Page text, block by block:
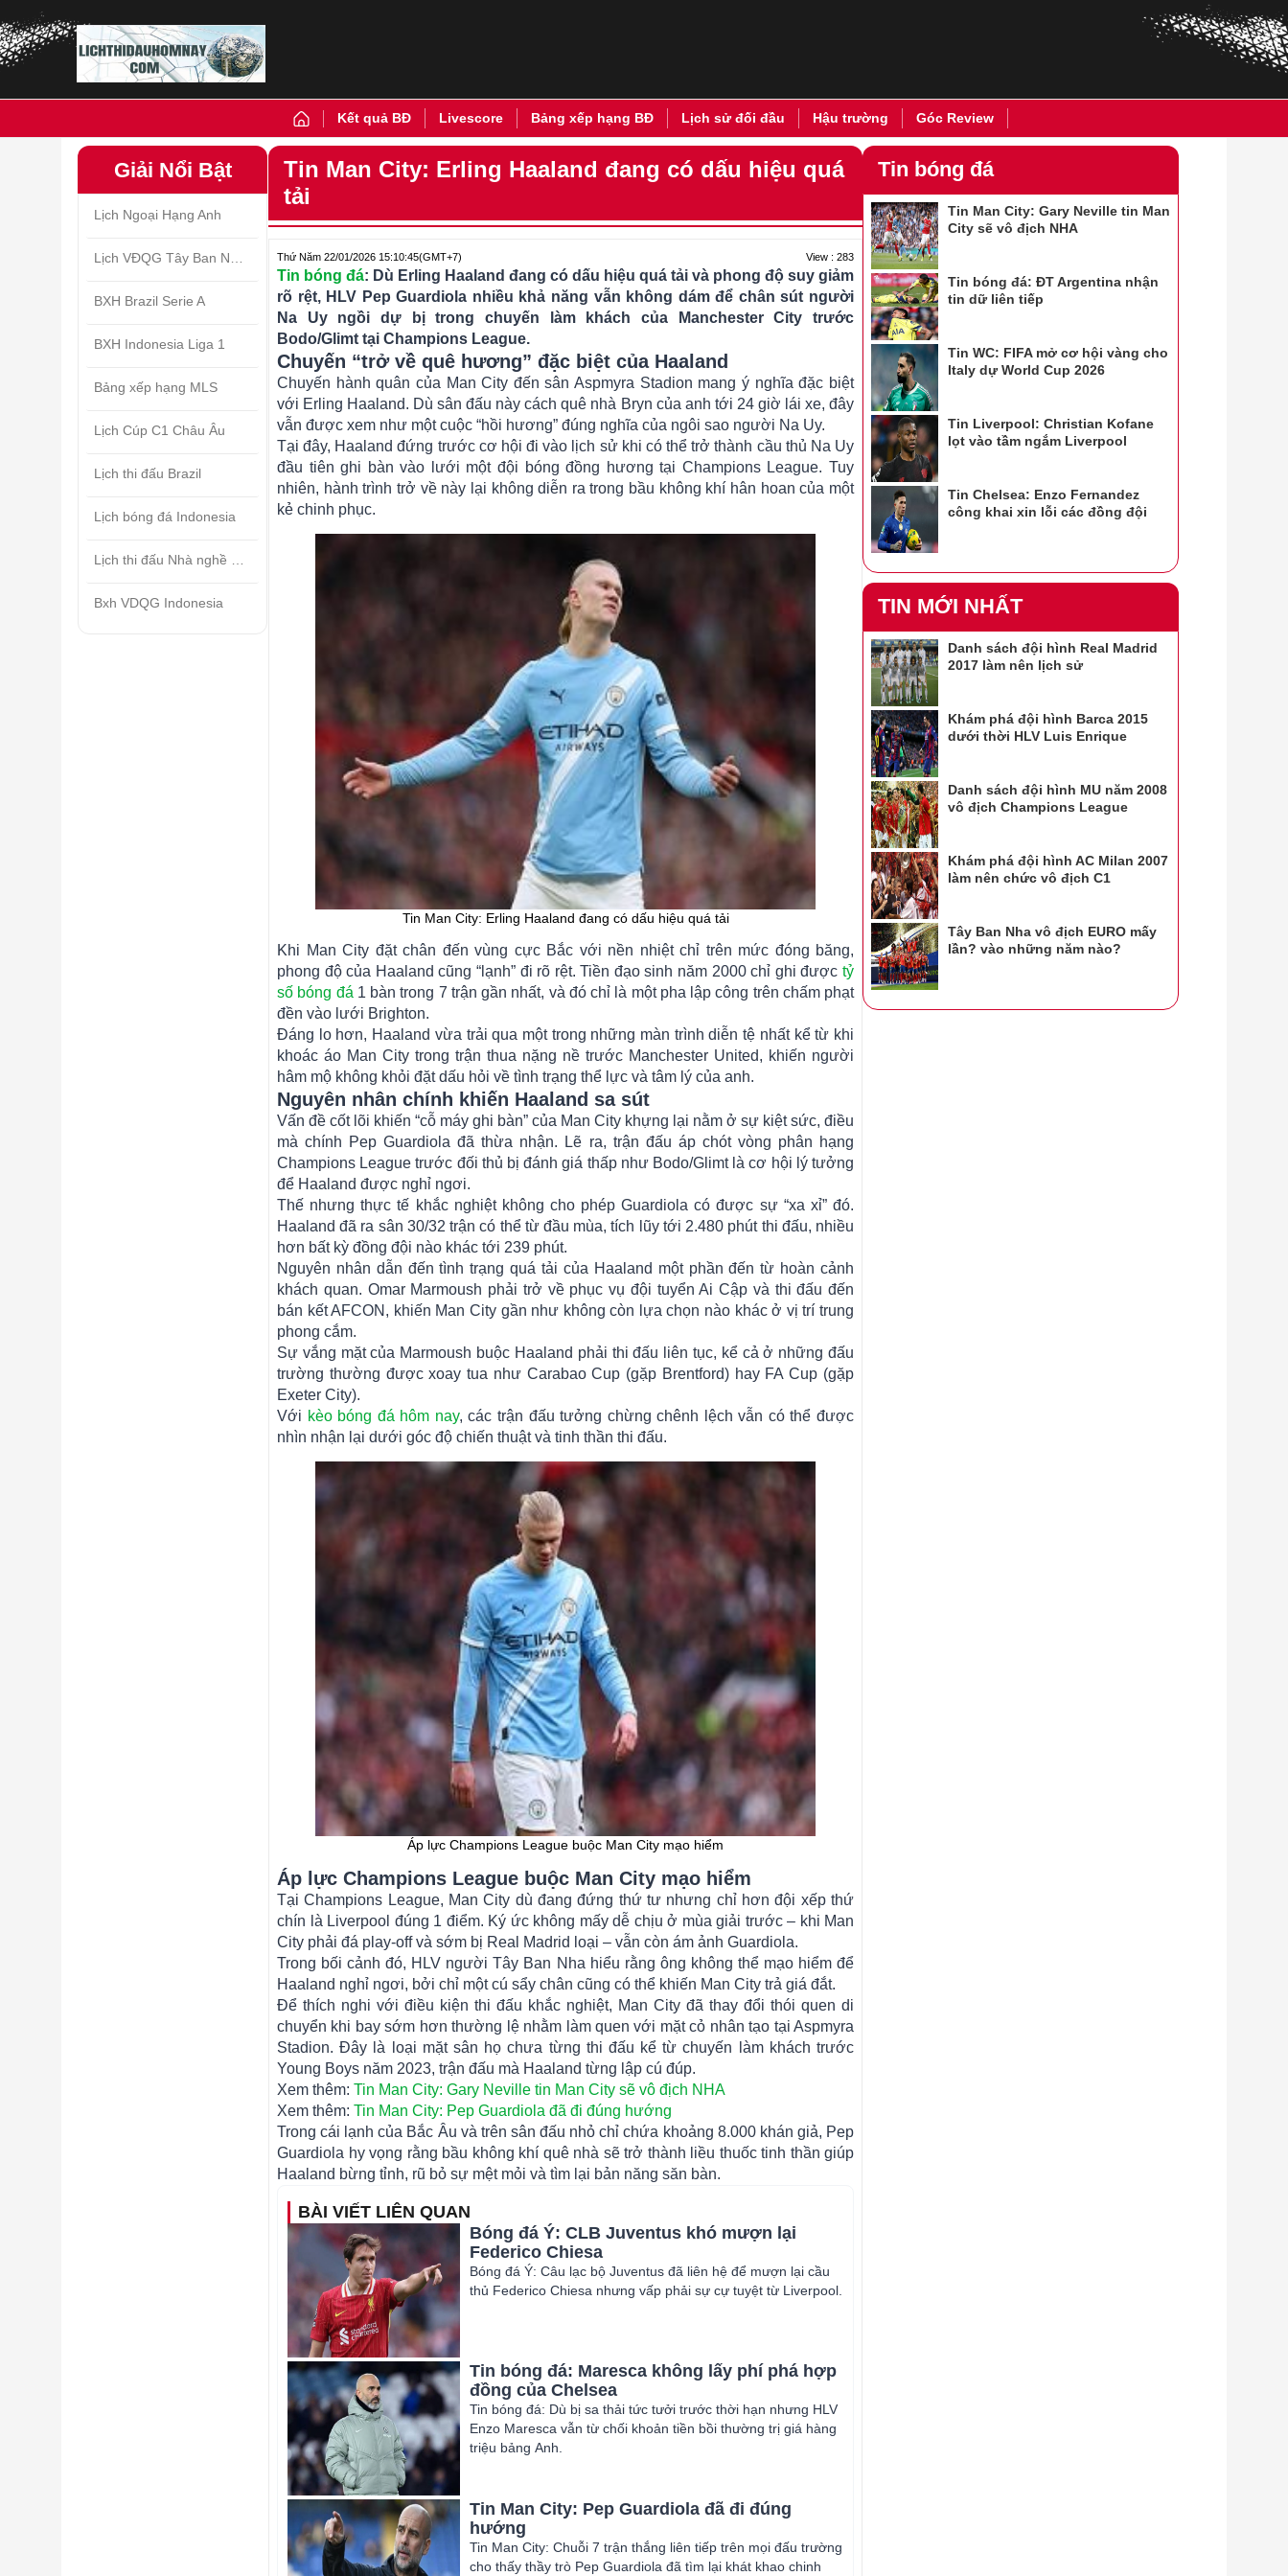
Kết quả BĐ Livescore Bảng xếp hạng BĐ Lịch sử đối đầu Hậu trường Góc Review
Giải Nổi Bật
Lịch Ngoại Hạng Anh
BXH Brazil Serie A
BXH Indonesia Liga 1
Bảng xếp hạng MLS
Lịch Cúp C1 Châu Âu
Lịch thi đấu Brazil
Lịch bóng đá Indonesia
Bxh VDQG Indonesia
Tin Man City: Erling Haaland đang có dấu hiệu quá
tải
Thứ Năm 22/01/2026 15:10:45(GMT+7) View : 283
Tin bóng đá: Dù Erling Haaland đang có dấu hiệu quá tải và phong độ suy giảm
rõ rệt, HLV Pep Guardiola nhiều khả năng vẫn không dám để chân sút người
Na Uy ngồi dự bị trong chuyến làm khách của Manchester City trước
Bodo/Glimt tại Champions League.
Chuyến “trở về quê hương” đặc biệt của Haaland
Chuyến hành quân của Man City đến sân Aspmyra Stadion mang ý nghĩa đặc biệt
với Erling Haaland. Dù sân đấu này cách quê nhà Bryn của anh tới 24 giờ lái xe, đây
vẫn được xem như một cuộc “hồi hương” đúng nghĩa của ngôi sao người Na Uy.
Tại đây, Haaland đứng trước cơ hội đi vào lịch sử khi có thể trở thành cầu thủ Na Uy
đầu tiên ghi bàn vào lưới một đội bóng đồng hương tại Champions League. Tuy
nhiên, hành trình trở về này lại không diễn ra trong bầu không khí hân hoan của một
kẻ chinh phục.
Tin Man City: Erling Haaland đang có dấu hiệu quá tải
Khi Man City đặt chân đến vùng cực Bắc với nền nhiệt chỉ trên mức đóng băng,
phong độ của Haaland cũng “lạnh” đi rõ rệt. Tiền đạo sinh năm 2000 chỉ ghi được tỷ
số bóng đá 1 bàn trong 7 trận gần nhất, và đó chỉ là một pha lập công trên chấm phạt
đền vào lưới Brighton.
Đáng lo hơn, Haaland vừa trải qua một trong những màn trình diễn tệ nhất kể từ khi
khoác áo Man City trong trận thua nặng nề trước Manchester United, khiến người
hâm mộ không khỏi đặt dấu hỏi về tình trạng thể lực và tâm lý của anh.
Nguyên nhân chính khiến Haaland sa sút
Vấn đề cốt lõi khiến “cỗ máy ghi bàn” của Man City khựng lại nằm ở sự kiệt sức, điều
mà chính Pep Guardiola đã thừa nhận. Lẽ ra, trận đấu áp chót vòng phân hạng
Champions League trước đối thủ bị đánh giá thấp như Bodo/Glimt là cơ hội lý tưởng
để Haaland được nghỉ ngơi.
Thế nhưng thực tế khắc nghiệt không cho phép Guardiola có được sự “xa xỉ” đó.
Haaland đã ra sân 30/32 trận có thể từ đầu mùa, tích lũy tới 2.480 phút thi đấu, nhiều
hơn bất kỳ đồng đội nào khác tới 239 phút.
Nguyên nhân dẫn đến tình trạng quá tải của Haaland một phần đến từ hoàn cảnh
khách quan. Omar Marmoush phải trở về phục vụ đội tuyển Ai Cập và thi đấu đến
bán kết AFCON, khiến Man City gần như không còn lựa chọn nào khác ở vị trí trung
phong cắm.
Sự vắng mặt của Marmoush buộc Haaland phải thi đấu liên tục, kể cả ở những đấu
trường thường được xoay tua như Carabao Cup (gặp Brentford) hay FA Cup (gặp
Exeter City).
Với kèo bóng đá hôm nay, các trận đấu tưởng chừng chênh lệch vẫn có thể được
nhìn nhận lại dưới góc độ chiến thuật và tinh thần thi đấu.
Áp lực Champions League buộc Man City mạo hiểm
Áp lực Champions League buộc Man City mạo hiểm
Tại Champions League, Man City dù đang đứng thứ tư nhưng chỉ hơn đội xếp thứ
chín là Liverpool đúng 1 điểm. Ký ức không mấy dễ chịu ở mùa giải trước – khi Man
City phải đá play-off và sớm bị Real Madrid loại – vẫn còn ám ảnh Guardiola.
Trong bối cảnh đó, HLV người Tây Ban Nha hiểu rằng ông không thể mạo hiểm để
Haaland nghỉ ngơi, bởi chỉ một cú sẩy chân cũng có thể khiến Man City trả giá đắt.
Để thích nghi với điều kiện thi đấu khắc nghiệt, Man City đã thay đổi thói quen di
chuyển khi bay sớm hơn thường lệ nhằm làm quen với mặt cỏ nhân tạo tại Aspmyra
Stadion. Đây là loại mặt sân họ chưa từng thi đấu kể từ chuyến làm khách trước
Young Boys năm 2023, trận đấu mà Haaland từng lập cú đúp.
Xem thêm: Tin Man City: Gary Neville tin Man City sẽ vô địch NHA
Xem thêm: Tin Man City: Pep Guardiola đã đi đúng hướng
Trong cái lạnh của Bắc Âu và trên sân đấu nhỏ chỉ chứa khoảng 8.000 khán giả, Pep
Guardiola hy vọng rằng bầu không khí quê nhà sẽ trở thành liều thuốc tinh thần giúp
Haaland bừng tỉnh, rũ bỏ sự mệt mỏi và tìm lại bản năng săn bàn.
BÀI VIẾT LIÊN QUAN
Bóng đá Ý: CLB Juventus khó mượn lại
Federico Chiesa
Bóng đá Ý: Câu lạc bộ Juventus đã liên hệ để mượn lại cầu
thủ Federico Chiesa nhưng vấp phải sự cự tuyệt từ Liverpool.
Tin bóng đá: Maresca không lấy phí phá hợp
đồng của Chelsea
Tin bóng đá: Dù bị sa thải tức tưởi trước thời hạn nhưng HLV
Enzo Maresca vẫn từ chối khoản tiền bồi thường trị giá hàng
triệu bảng Anh.
Tin Man City: Pep Guardiola đã đi đúng
hướng
Tin Man City: Chuỗi 7 trận thắng liên tiếp trên mọi đấu trường
cho thấy thầy trò Pep Guardiola đã tìm lại khát khao chinh
Tin bóng đá
Tin Man City: Gary Neville tin Man
City sẽ vô địch NHA
Tin bóng đá: ĐT Argentina nhận
tin dữ liên tiếp
Tin WC: FIFA mở cơ hội vàng cho
Italy dự World Cup 2026
Tin Liverpool: Christian Kofane
lọt vào tầm ngắm Liverpool
Tin Chelsea: Enzo Fernandez
công khai xin lỗi các đồng đội
TIN MỚI NHẤT
Danh sách đội hình Real Madrid
2017 làm nên lịch sử
Khám phá đội hình Barca 2015
dưới thời HLV Luis Enrique
Danh sách đội hình MU năm 2008
vô địch Champions League
Khám phá đội hình AC Milan 2007
làm nên chức vô địch C1
Tây Ban Nha vô địch EURO mấy
lần? vào những năm nào?